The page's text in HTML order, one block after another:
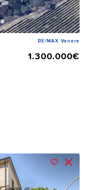
RE/MAX Venere
1.300.000€